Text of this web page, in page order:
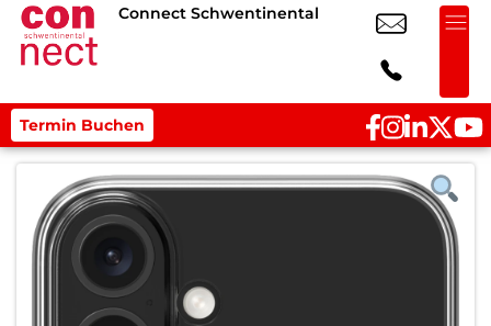
Connect Schwentinental
Termin Buchen